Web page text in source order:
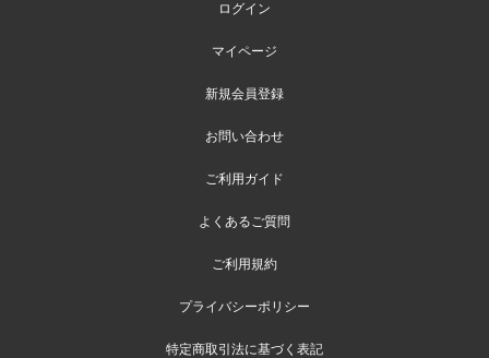
ログイン
マイページ
新規会員登録
お問い合わせ
ご利用ガイド
よくあるご質問
ご利用規約
プライバシーポリシー
特定商取引法に基づく表記